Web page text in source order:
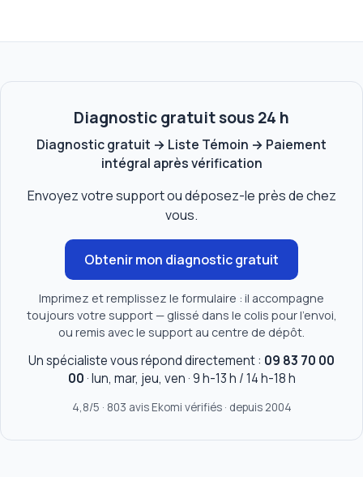
Diagnostic gratuit sous 24 h
Diagnostic gratuit → Liste Témoin → Paiement
intégral après vérification
Envoyez votre support ou déposez-le près de chez
vous.
Obtenir mon diagnostic gratuit
Imprimez et remplissez le formulaire : il accompagne
toujours votre support — glissé dans le colis pour l'envoi,
ou remis avec le support au centre de dépôt.
Un spécialiste vous répond directement : 09 83 70 00
00 · lun, mar, jeu, ven · 9 h-13 h / 14 h-18 h
4,8/5 · 803 avis Ekomi vérifiés · depuis 2004